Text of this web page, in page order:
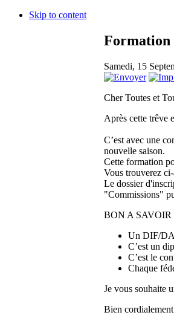
Skip to content
Formation
Samedi, 15
Cher Toutes et
Après cette trêve
C’est avec une
nouvelle saison.
Cette formation
Vous trouverez
Le dossier
"Commissions"
BON A SAVOIR
Un DIF/
C’est un
C’est le
Chaque
Je vous souhaite
Bien